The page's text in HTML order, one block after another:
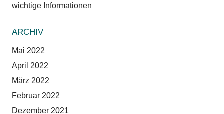
wichtige Informationen
ARCHIV
Mai 2022
April 2022
März 2022
Februar 2022
Dezember 2021